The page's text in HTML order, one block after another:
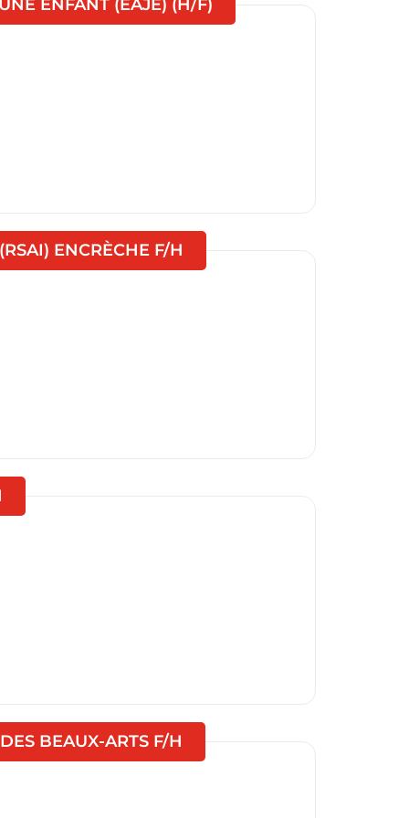
ENFANT (EAJE) (H/F)
ENCRÈCHE F/H
BEAUX-ARTS F/H